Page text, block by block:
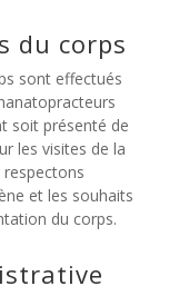
du corps
sont effectués
soit présenté de
les visites de la
et les souhaits
du corps.